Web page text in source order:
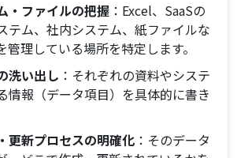
・ファイルの把握 ：Excel、SaaSの
テム、社内システム、紙ファイルな
管理している場所を特定します。
洗い出し ：それぞれの資料やシステ
情報（データ項目）を具体的に書き
更新プロセスの明確化 ：そのデータ